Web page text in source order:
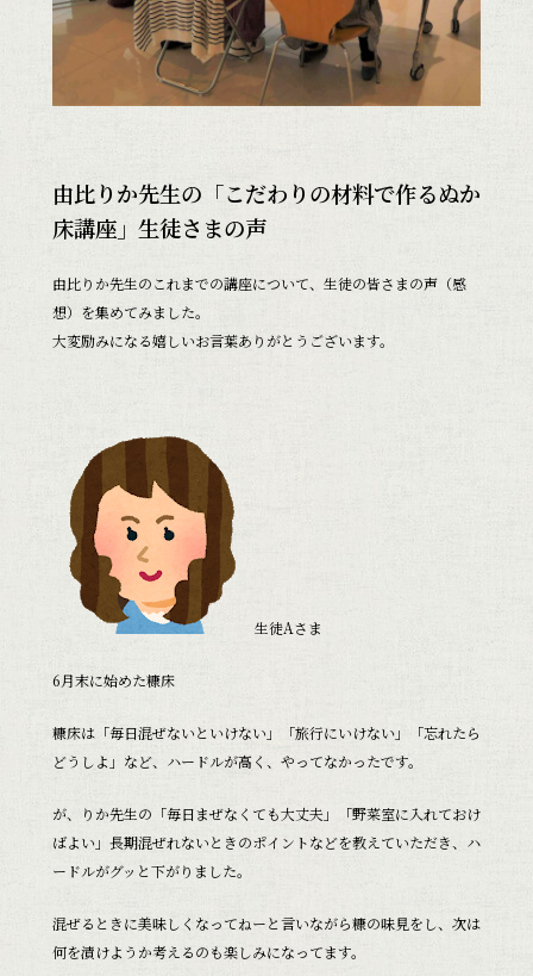
由比りか先生の「こだわりの材料で作るぬか
床講座」生徒さまの声
由比りか先生のこれまでの講座について、生徒の皆さまの声（感
想）を集めてみました。
大変励みになる嬉しいお言葉ありがとうございます。
生徒Aさま
6月末に始めた糠床
糠床は「毎日混ぜないといけない」「旅行にいけない」「忘れたら
どうしよ」など、ハードルが高く、やってなかったです。
が、りか先生の「毎日まぜなくても大丈夫」「野菜室に入れておけ
ばよい」長期混ぜれないときのポイントなどを教えていただき、ハ
ードルがグッと下がりました。
混ぜるときに美味しくなってねーと言いながら糠の味見をし、次は
何を漬けようか考えるのも楽しみになってます。